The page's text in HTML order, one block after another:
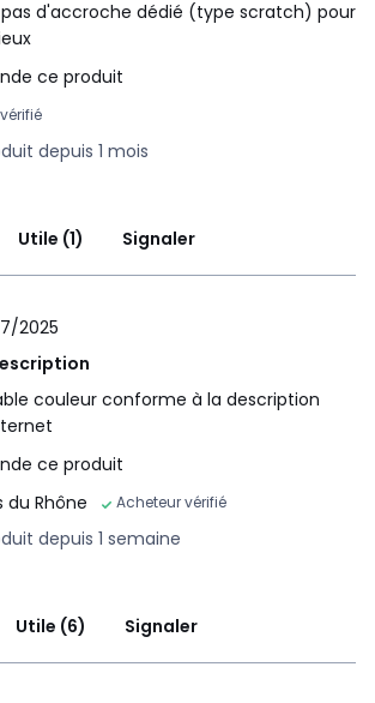
d'accroche dédié (type scratch) pour
ce produit
depuis 1 mois
Utile (1) Signaler
2025
couleur conforme à la description
ce produit
du Rhône Acheteur vérifié
depuis 1 semaine
Utile (6) Signaler